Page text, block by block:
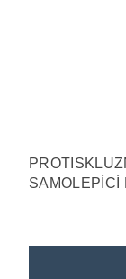
SAMOLEPÍCÍ